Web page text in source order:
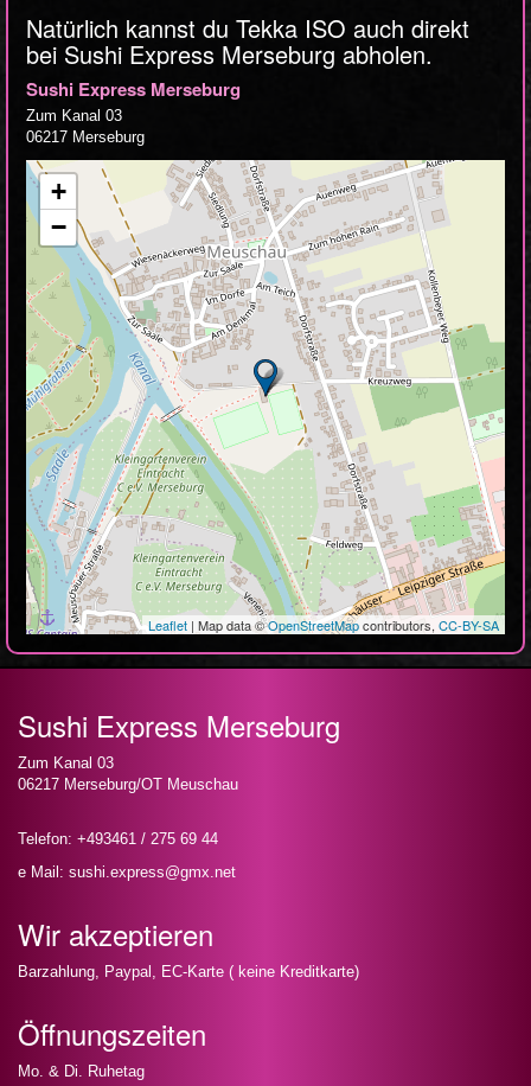
Natürlich kannst du Tekka ISO auch direkt
bei Sushi Express Merseburg abholen.
Sushi Express Merseburg
Zum Kanal 03
06217 Merseburg
+
−
Leaflet | Map data ©OpenStreetMapcontributors, CC-BY-SA
Sushi Express Merseburg
Zum Kanal 03
06217 Merseburg/OT Meuschau
Telefon: +493461 / 275 69 44
e Mail: sushi.express@gmx.net
Wir akzeptieren
Barzahlung, Paypal, EC-Karte ( keine Kreditkarte)
Öffnungszeiten
Mo. & Di. Ruhetag